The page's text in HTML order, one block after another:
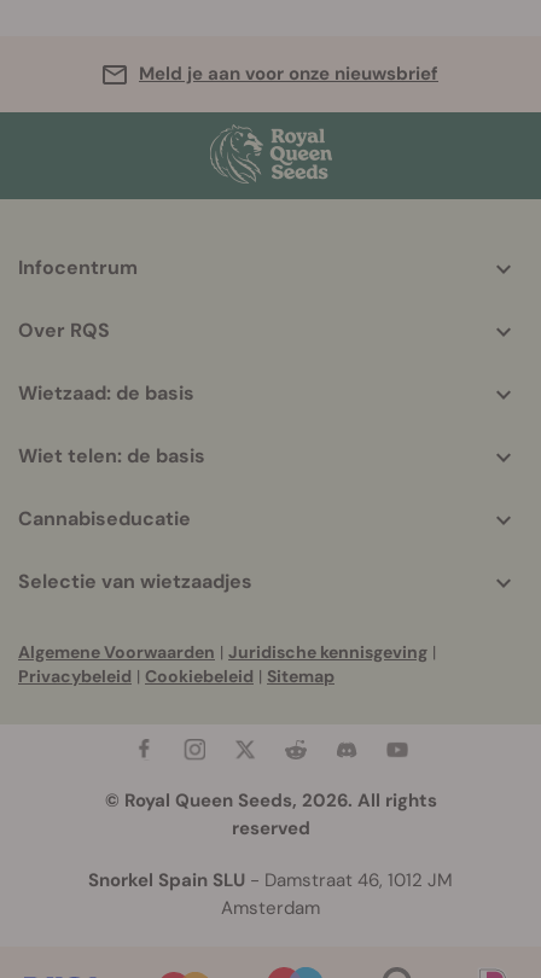
Meld je aan voor onze nieuwsbrief
helpful
Infocentrum
Over RQS
Wietzaad: de basis
Wiet telen: de basis
Cannabiseducatie
Selectie van wietzaadjes
Algemene Voorwaarden | Juridische kennisgeving |
Privacybeleid | Cookiebeleid | Sitemap
© Royal Queen Seeds, 2026. All rights
reserved
Snorkel Spain SLU - Damstraat 46, 1012 JM
Amsterdam